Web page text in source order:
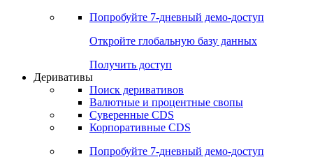
Попробуйте 7-дневный демо-доступ
Откройте глобальную базу данных
Получить доступ
Деривативы
Поиск деривативов
Валютные и процентные свопы
Суверенные CDS
Корпоративные CDS
Попробуйте 7-дневный демо-доступ